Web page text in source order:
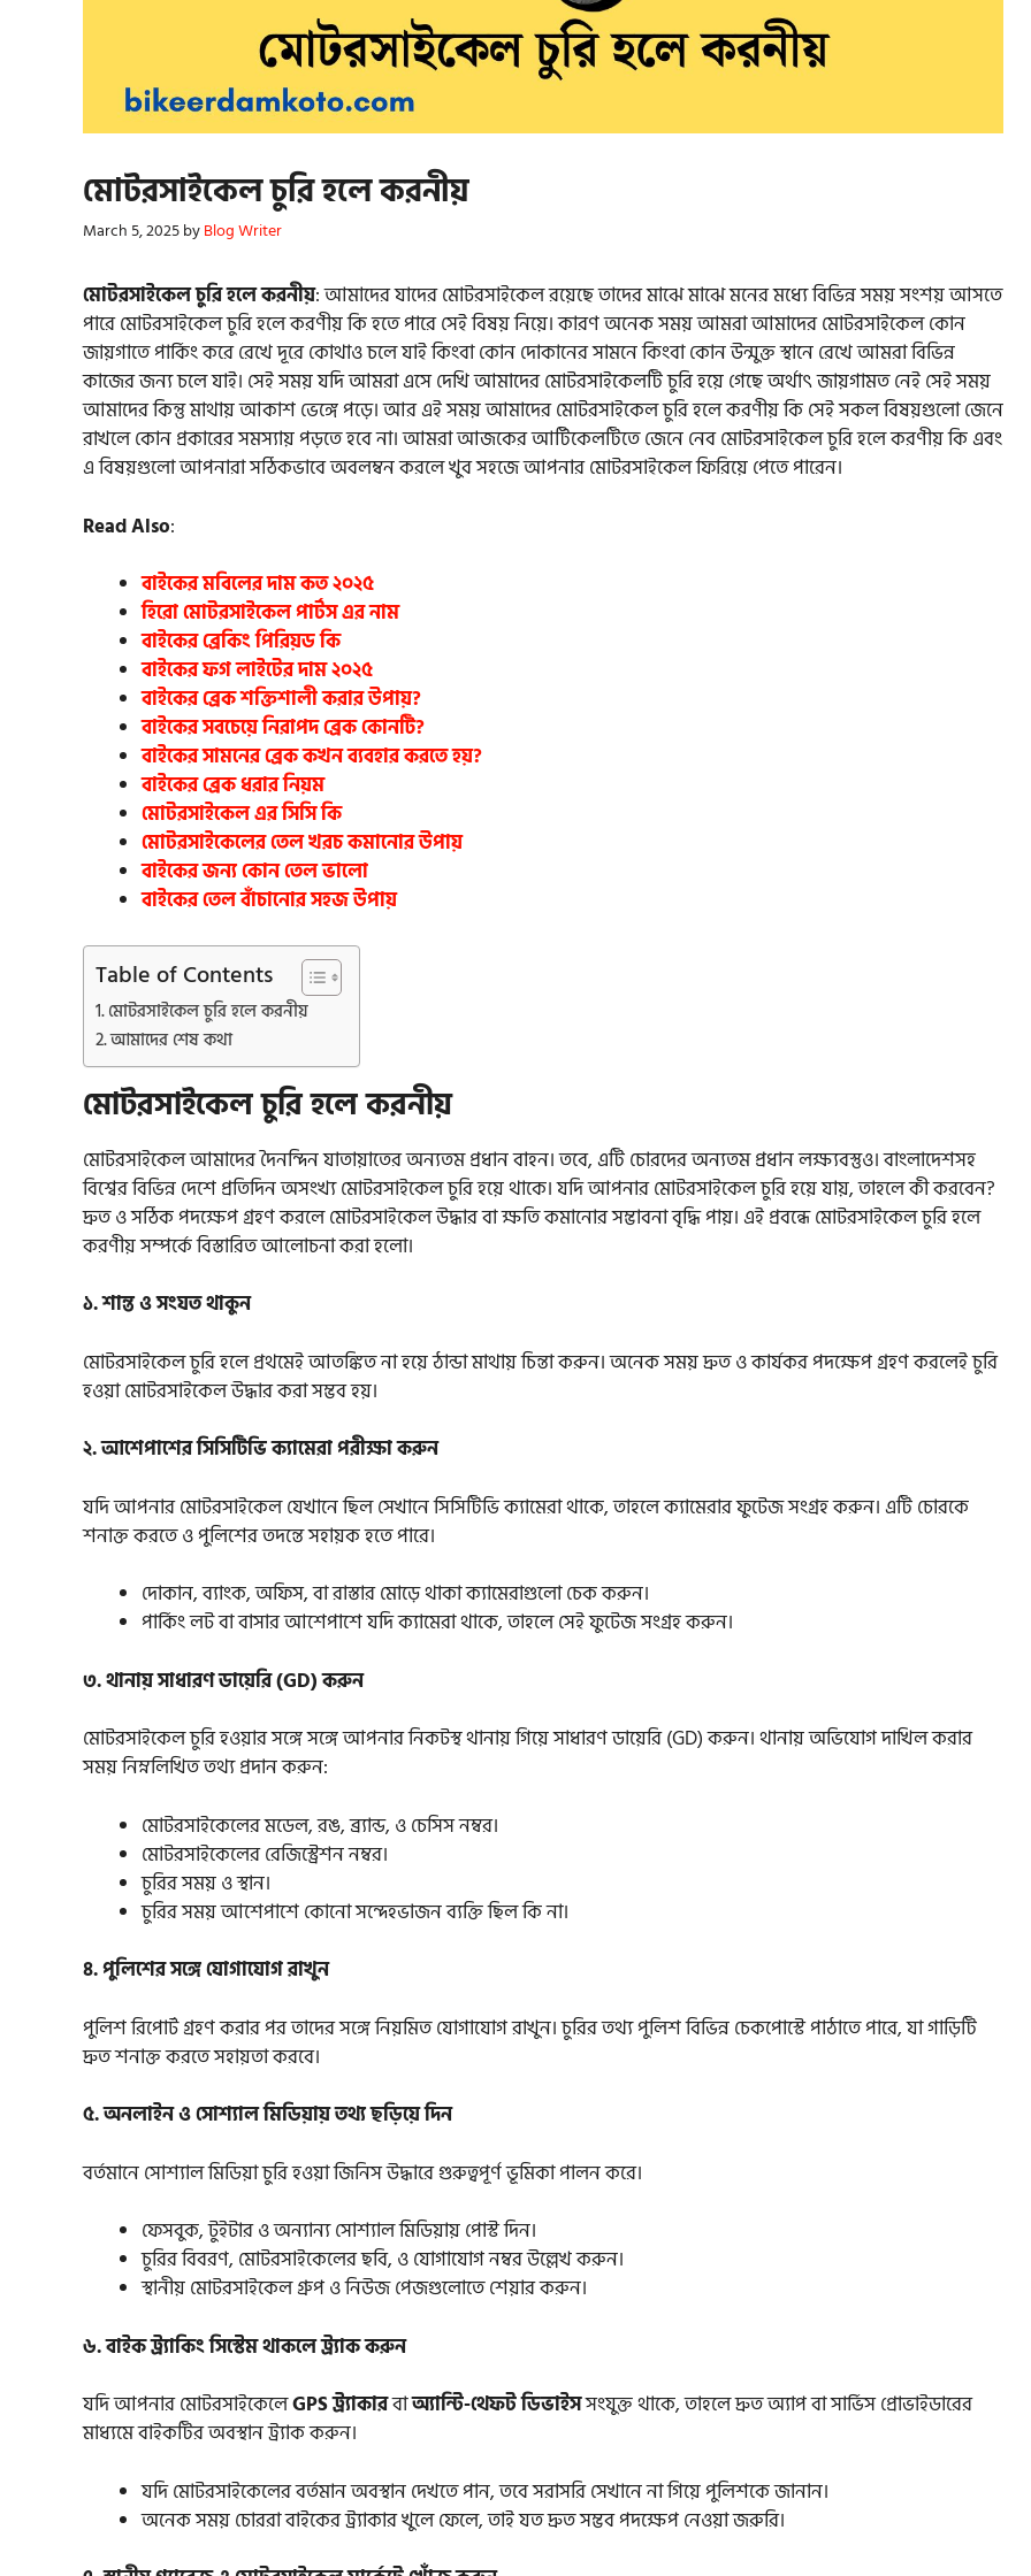
মোটরসাইকেল চুরি হলে করনীয়
March 5, 2025byBlog Writer
মোটরসাইকেল চুরি হলে করনীয়: আমাদের যাদের মোটরসাইকেল রয়েছে তাদের মাঝে মাঝে মনের মধ্যে বিভিন্ন সময় সংশয় আসতে
পারে মোটরসাইকেল চুরি হলে করণীয় কি হতে পারে সেই বিষয় নিয়ে। কারণ অনেক সময় আমরা আমাদের মোটরসাইকেল কোন
জায়গাতে পার্কিং করে রেখে দূরে কোথাও চলে যাই কিংবা কোন দোকানের সামনে কিংবা কোন উন্মুক্ত স্থানে রেখে আমরা বিভিন্ন
কাজের জন্য চলে যাই। সেই সময় যদি আমরা এসে দেখি আমাদের মোটরসাইকেলটি চুরি হয়ে গেছে অর্থাৎ জায়গামত নেই সেই সময়
আমাদের কিন্তু মাথায় আকাশ ভেঙ্গে পড়ে। আর এই সময় আমাদের মোটরসাইকেল চুরি হলে করণীয় কি সেই সকল বিষয়গুলো জেনে
রাখলে কোন প্রকারের সমস্যায় পড়তে হবে না। আমরা আজকের আর্টিকেলটিতে জেনে নেব মোটরসাইকেল চুরি হলে করণীয় কি এবং
এ বিষয়গুলো আপনারা সঠিকভাবে অবলম্বন করলে খুব সহজে আপনার মোটরসাইকেল ফিরিয়ে পেতে পারেন।
Read Also:
বাইকের মবিলের দাম কত ২০২৫
হিরো মোটরসাইকেল পার্টস এর নাম
বাইকের ব্রেকিং পিরিয়ড কি
বাইকের ফগ লাইটের দাম ২০২৫
বাইকের ব্রেক শক্তিশালী করার উপায়?
বাইকের সবচেয়ে নিরাপদ ব্রেক কোনটি?
বাইকের সামনের ব্রেক কখন ব্যবহার করতে হয়?
বাইকের ব্রেক ধরার নিয়ম
মোটরসাইকেল এর সিসি কি
মোটরসাইকেলের তেল খরচ কমানোর উপায়
বাইকের জন্য কোন তেল ভালো
বাইকের তেল বাঁচানোর সহজ উপায়
Table of Contents
মোটরসাইকেল চুরি হলে করনীয়
আমাদের শেষ কথা
মোটরসাইকেল চুরি হলে করনীয়
মোটরসাইকেল আমাদের দৈনন্দিন যাতায়াতের অন্যতম প্রধান বাহন। তবে, এটি চোরদের অন্যতম প্রধান লক্ষ্যবস্তুও। বাংলাদেশসহ
বিশ্বের বিভিন্ন দেশে প্রতিদিন অসংখ্য মোটরসাইকেল চুরি হয়ে থাকে। যদি আপনার মোটরসাইকেল চুরি হয়ে যায়, তাহলে কী করবেন?
দ্রুত ও সঠিক পদক্ষেপ গ্রহণ করলে মোটরসাইকেল উদ্ধার বা ক্ষতি কমানোর সম্ভাবনা বৃদ্ধি পায়। এই প্রবন্ধে মোটরসাইকেল চুরি হলে
করণীয় সম্পর্কে বিস্তারিত আলোচনা করা হলো।
১. শান্ত ও সংযত থাকুন
মোটরসাইকেল চুরি হলে প্রথমেই আতঙ্কিত না হয়ে ঠান্ডা মাথায় চিন্তা করুন। অনেক সময় দ্রুত ও কার্যকর পদক্ষেপ গ্রহণ করলেই চুরি
হওয়া মোটরসাইকেল উদ্ধার করা সম্ভব হয়।
২. আশেপাশের সিসিটিভি ক্যামেরা পরীক্ষা করুন
যদি আপনার মোটরসাইকেল যেখানে ছিল সেখানে সিসিটিভি ক্যামেরা থাকে, তাহলে ক্যামেরার ফুটেজ সংগ্রহ করুন। এটি চোরকে
শনাক্ত করতে ও পুলিশের তদন্তে সহায়ক হতে পারে।
দোকান, ব্যাংক, অফিস, বা রাস্তার মোড়ে থাকা ক্যামেরাগুলো চেক করুন।
পার্কিং লট বা বাসার আশেপাশে যদি ক্যামেরা থাকে, তাহলে সেই ফুটেজ সংগ্রহ করুন।
৩. থানায় সাধারণ ডায়েরি (GD) করুন
মোটরসাইকেল চুরি হওয়ার সঙ্গে সঙ্গে আপনার নিকটস্থ থানায় গিয়ে সাধারণ ডায়েরি (GD) করুন। থানায় অভিযোগ দাখিল করার
সময় নিম্নলিখিত তথ্য প্রদান করুন:
মোটরসাইকেলের মডেল, রঙ, ব্র্যান্ড, ও চেসিস নম্বর।
মোটরসাইকেলের রেজিস্ট্রেশন নম্বর।
চুরির সময় ও স্থান।
চুরির সময় আশেপাশে কোনো সন্দেহভাজন ব্যক্তি ছিল কি না।
৪. পুলিশের সঙ্গে যোগাযোগ রাখুন
পুলিশ রিপোর্ট গ্রহণ করার পর তাদের সঙ্গে নিয়মিত যোগাযোগ রাখুন। চুরির তথ্য পুলিশ বিভিন্ন চেকপোস্টে পাঠাতে পারে, যা গাড়িটি
দ্রুত শনাক্ত করতে সহায়তা করবে।
৫. অনলাইন ও সোশ্যাল মিডিয়ায় তথ্য ছড়িয়ে দিন
বর্তমানে সোশ্যাল মিডিয়া চুরি হওয়া জিনিস উদ্ধারে গুরুত্বপূর্ণ ভূমিকা পালন করে।
ফেসবুক, টুইটার ও অন্যান্য সোশ্যাল মিডিয়ায় পোস্ট দিন।
চুরির বিবরণ, মোটরসাইকেলের ছবি, ও যোগাযোগ নম্বর উল্লেখ করুন।
স্থানীয় মোটরসাইকেল গ্রুপ ও নিউজ পেজগুলোতে শেয়ার করুন।
৬. বাইক ট্র্যাকিং সিস্টেম থাকলে ট্র্যাক করুন
যদি আপনার মোটরসাইকেলেGPS ট্র্যাকারবাঅ্যান্টি-থেফট ডিভাইসসংযুক্ত থাকে, তাহলে দ্রুত অ্যাপ বা সার্ভিস প্রোভাইডারের
মাধ্যমে বাইকটির অবস্থান ট্র্যাক করুন।
যদি মোটরসাইকেলের বর্তমান অবস্থান দেখতে পান, তবে সরাসরি সেখানে না গিয়ে পুলিশকে জানান।
অনেক সময় চোররা বাইকের ট্র্যাকার খুলে ফেলে, তাই যত দ্রুত সম্ভব পদক্ষেপ নেওয়া জরুরি।